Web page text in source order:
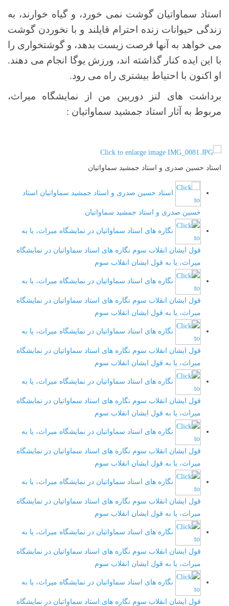
استاد سماواتیان گوشت نمی خورد، و گیاه خوارند، به
زندگی حیوانات زنده احترام قایلند و با نخوردن گوشت
می خواهد به آنها فرصت زیست بدهد، و گوشتخواری را
با این ایده کنار گذاشته اند، ورزش یوگا انجام می دهند.
او اکنون با احتیاط بیشتری راه می رود.
برداشت های لنز دوربین من از نمایشگاه میراث،
مربوط به آثار استاد جمشید سماواتیان :
استاد حسین صدری و استاد جمشید سماواتیان
استاد حسین صدری و استاد جمشید سماواتیان استاد
حسین صدری و استاد جمشید سماواتیان
نگاره های استاد سماواتیان در نمایشگاه میراث، یا به
قول ایشان انقلاب سوم نگاره های استاد سماواتیان در نمایشگاه
میراث، یا به قول ایشان انقلاب سوم
نگاره های استاد سماواتیان در نمایشگاه میراث، یا به
قول ایشان انقلاب سوم نگاره های استاد سماواتیان در نمایشگاه
میراث، یا به قول ایشان انقلاب سوم
نگاره های استاد سماواتیان در نمایشگاه میراث، یا به
قول ایشان انقلاب سوم نگاره های استاد سماواتیان در نمایشگاه
میراث، یا به قول ایشان انقلاب سوم
نگاره های استاد سماواتیان در نمایشگاه میراث، یا به
قول ایشان انقلاب سوم نگاره های استاد سماواتیان در نمایشگاه
میراث، یا به قول ایشان انقلاب سوم
نگاره های استاد سماواتیان در نمایشگاه میراث، یا به
قول ایشان انقلاب سوم نگاره های استاد سماواتیان در نمایشگاه
میراث، یا به قول ایشان انقلاب سوم
نگاره های استاد سماواتیان در نمایشگاه میراث، یا به
قول ایشان انقلاب سوم نگاره های استاد سماواتیان در نمایشگاه
میراث، یا به قول ایشان انقلاب سوم
نگاره های استاد سماواتیان در نمایشگاه میراث، یا به
قول ایشان انقلاب سوم نگاره های استاد سماواتیان در نمایشگاه
میراث، یا به قول ایشان انقلاب سوم
نگاره های استاد سماواتیان در نمایشگاه میراث، یا به
قول ایشان انقلاب سوم نگاره های استاد سماواتیان در نمایشگاه